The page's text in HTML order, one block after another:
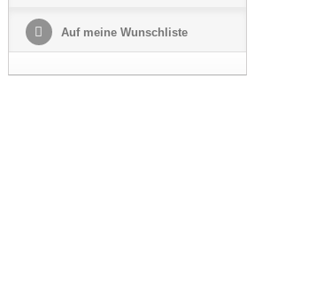
Auf meine Wunschliste